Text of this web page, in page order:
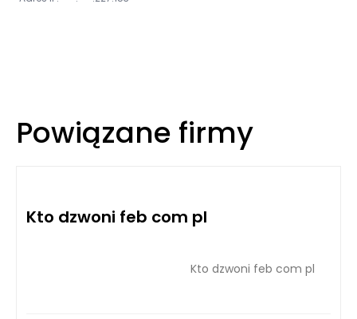
Powiązane firmy
Kto dzwoni feb com pl
Kto dzwoni feb com pl